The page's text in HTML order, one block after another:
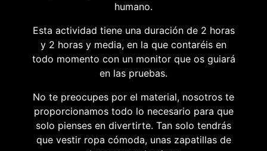
humano.
Esta actividad tiene una duración de 2 horas
y 2 horas y media, en la que contaréis en
todo momento con un monitor que os guiará
en las pruebas.
No te preocupes por el material, nosotros te
proporcionamos todo lo necesario para que
solo pienses en divertirte. Tan solo tendrás
que vestir ropa cómoda, unas zapatillas de